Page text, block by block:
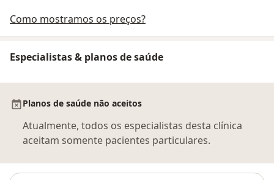
Como mostramos os preços?
Especialistas & planos de saúde
Planos de saúde não aceitos
Atualmente, todos os especialistas desta clínica
aceitam somente pacientes particulares.